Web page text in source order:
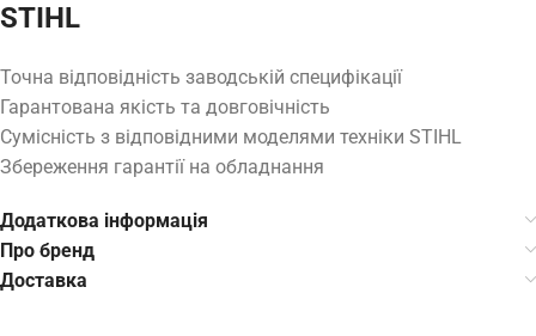
STIHL
Точна відповідність заводській специфікації
Гарантована якість та довговічність
Сумісність з відповідними моделями техніки STIHL
Збереження гарантії на обладнання
Додаткова інформація
Про бренд
Доставка